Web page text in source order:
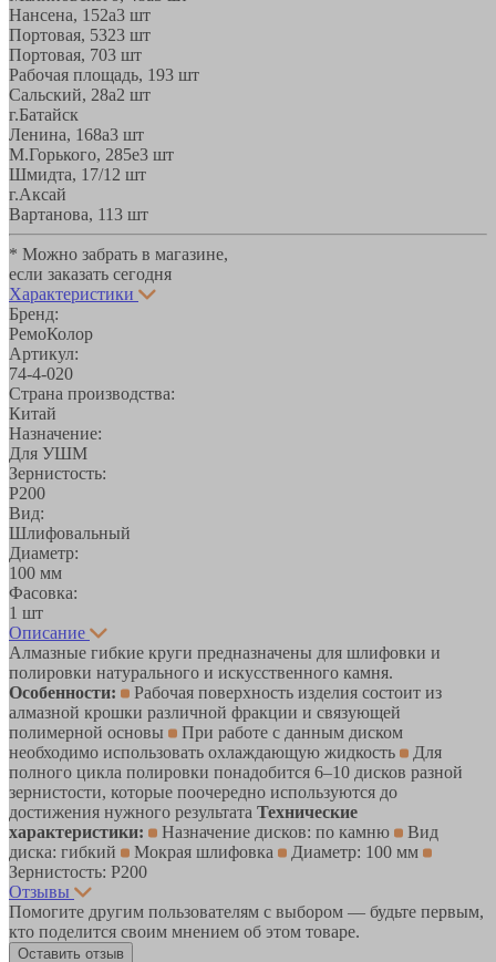
Нансена, 152а3 шт
Портовая, 5323 шт
Портовая, 703 шт
Рабочая площадь, 193 шт
Сальский, 28a2 шт
г.Батайск
Ленина, 168а3 шт
М.Горького, 285е3 шт
Шмидта, 17/1 2 шт
г.Аксай
Вартанова, 113 шт
* Можно забрать в магазине,
если заказать сегодня
Характеристики
Бренд:
РемоКолор
Артикул:
74-4-020
Страна производства:
Китай
Назначение:
Для УШМ
Зернистость:
Р200
Вид:
Шлифовальный
Диаметр:
100 мм
Фасовка:
1 шт
Описание
Алмазные гибкие круги предназначены для шлифовки и
полировки натурального и искусственного камня.
Особенности:
Рабочая поверхность изделия состоит из
алмазной крошки различной фракции и связующей
полимерной основы
При работе с данным диском
необходимо использовать охлаждающую жидкость
Для
полного цикла полировки понадобится 6‒10 дисков разной
зернистости, которые поочередно используются до
достижения нужного результата Технические
характеристики:
Назначение дисков: по камню
Вид
диска: гибкий
Мокрая шлифовка
Диаметр: 100 мм
Зернистость: Р200
Отзывы
Помогите другим пользователям с выбором — будьте первым,
кто поделится своим мнением об этом товаре.
Оставить отзыв